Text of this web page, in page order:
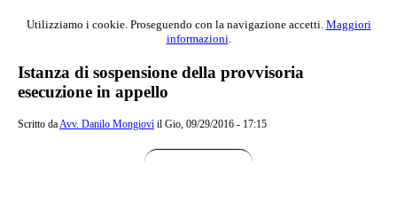
Contenuto principale della pagina
Utilizziamo i cookie. Proseguendo con la navigazione accetti. Maggiori
informazioni.
Istanza di sospensione della provvisoria
esecuzione in appello
Scritto daAvv. Danilo Mongiovì il Gio, 09/29/2016 - 17:15